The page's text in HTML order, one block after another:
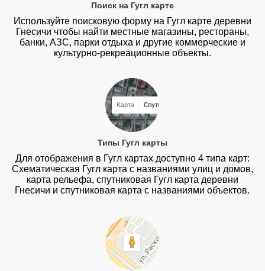
Поиск на Гугл карте
Используйте поисковую форму на Гугл карте деревни
Гнесичи чтобы найти местные магазины, рестораны,
банки, АЗС, парки отдыха и другие коммерческие и
культурно-рекреационные объекты.
Типы Гугл карты
Для отображения в Гугл картах доступно 4 типа карт:
Схематическая Гугл карта с названиями улиц и домов,
карта рельефа, спутниковая Гугл карта деревни
Гнесичи и спутниковая карта с названиями объектов.